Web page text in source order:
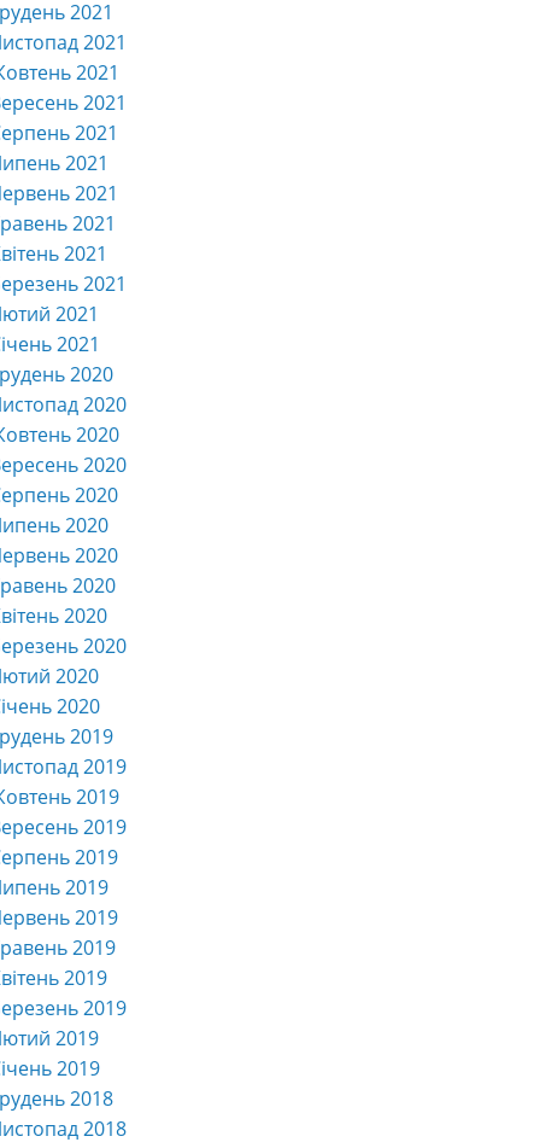
2021
2021
2021
2021
2021
2021
2021
2021
2021
2021
2021
2021
2020
2020
2020
2020
2020
2020
2020
2020
2020
2020
2020
2020
2019
2019
2019
2019
2019
2019
2019
2019
2019
2019
2019
2019
2018
2018